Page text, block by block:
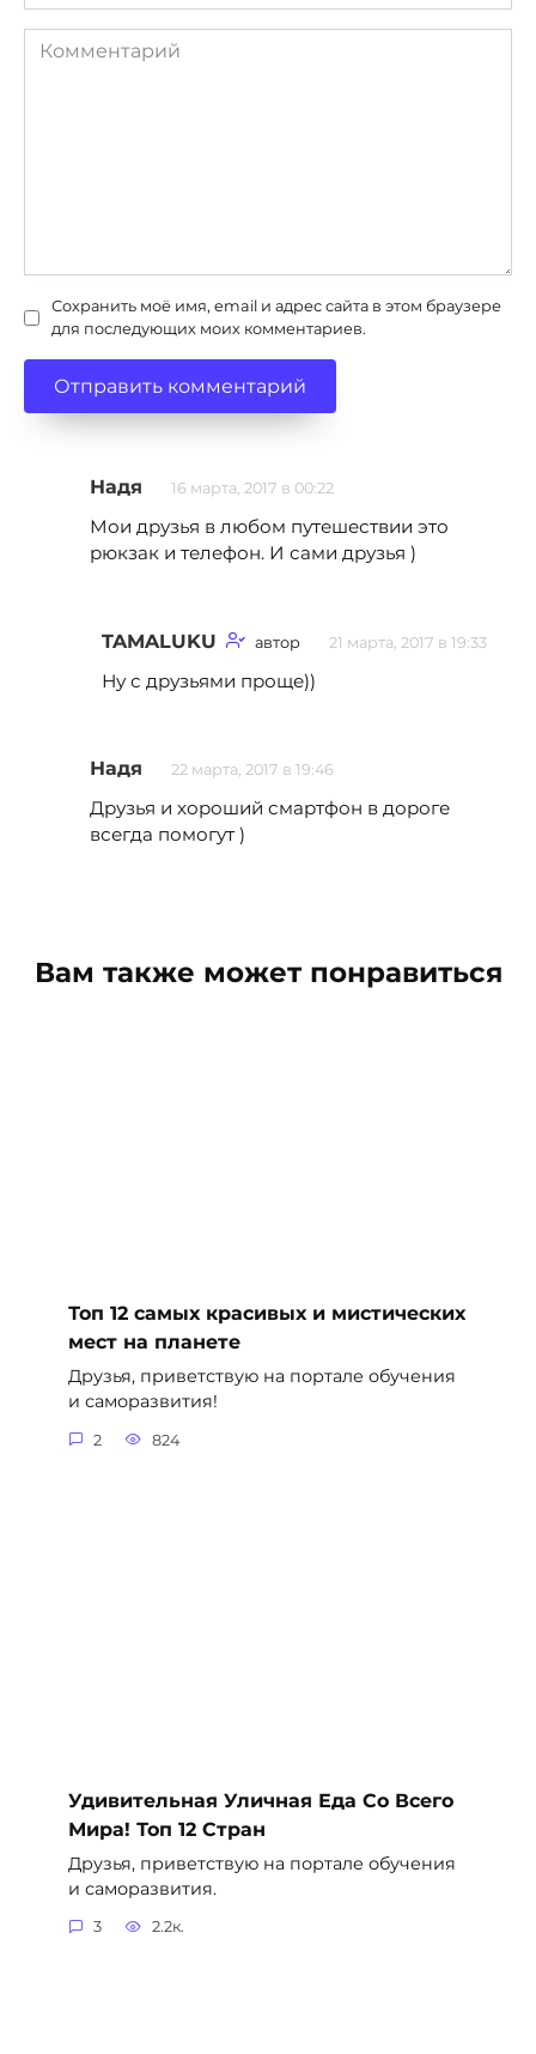
Комментарий
Сохранить моё имя, email и адрес сайта в этом браузере
для последующих моих комментариев.
Надя 16 марта, 2017 в 00:22
Мои друзья в любом путешествии это
рюкзак и телефон. И сами друзья )
TAMALUKU автор 21 марта, 2017 в 19:33
Ну с друзьями проще))
Надя 22 марта, 2017 в 19:46
Друзья и хороший смартфон в дороге
всегда помогут )
Вам также может понравиться
Топ 12 самых красивых и мистических
мест на планете
Друзья, приветствую на портале обучения
и саморазвития!
2 824
Удивительная Уличная Еда Со Всего
Мира! Топ 12 Стран
Друзья, приветствую на портале обучения
и саморазвития.
3 2.2к.